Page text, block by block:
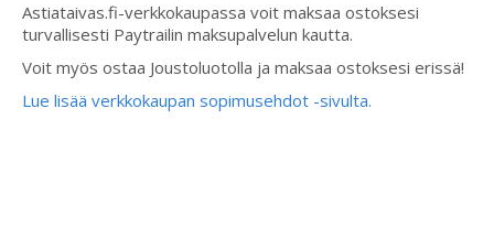
Astiataivas.fi-verkkokaupassa voit maksaa ostoksesi
turvallisesti Paytrailin maksupalvelun kautta.
Voit myös ostaa Joustoluotolla ja maksaa ostoksesi erissä!
Lue lisää verkkokaupan sopimusehdot -sivulta.